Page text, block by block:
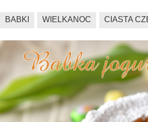
BABKI WIELKANOC CIASTA